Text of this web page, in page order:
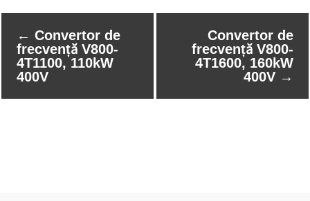
← Convertor de
frecvență V800-
4T1100, 110kW
400V
Convertor de
frecvență V800-
4T1600, 160kW
400V →